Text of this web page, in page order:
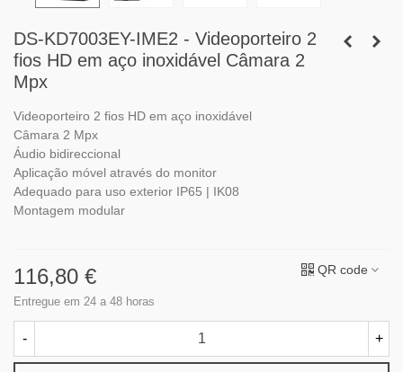
DS-KD7003EY-IME2 - Videoporteiro 2
fios HD em aço inoxidável Câmara 2
Mpx
Videoporteiro 2 fios HD em aço inoxidável
Câmara 2 Mpx
Áudio bidireccional
Aplicação móvel através do monitor
Adequado para uso exterior IP65 | IK08
Montagem modular
116,80 €
Entregue em 24 a 48 horas
QR code
- +